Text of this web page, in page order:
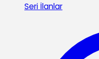
Seri İlanlar